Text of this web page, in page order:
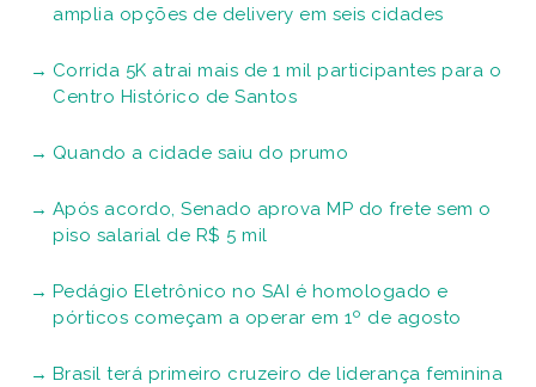
amplia opções de delivery em seis cidades
Corrida 5K atrai mais de 1 mil participantes para o
Centro Histórico de Santos
Quando a cidade saiu do prumo
Após acordo, Senado aprova MP do frete sem o
piso salarial de R$ 5 mil
Pedágio Eletrônico no SAI é homologado e
pórticos começam a operar em 1º de agosto
Brasil terá primeiro cruzeiro de liderança feminina